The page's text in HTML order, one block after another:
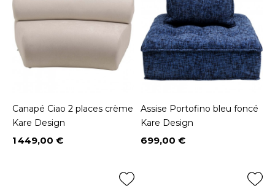
Canapé Ciao 2 places crème
Kare Design
Prix
1 449,00 €
Assise Portofino bleu foncé
Kare Design
Prix
699,00 €